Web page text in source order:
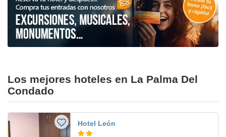
Los mejores hoteles en La Palma Del
Condado
Hotel León